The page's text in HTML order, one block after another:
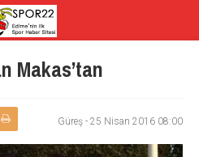
Makas’tan
Güreş - 25 Nisan 2016 08:00